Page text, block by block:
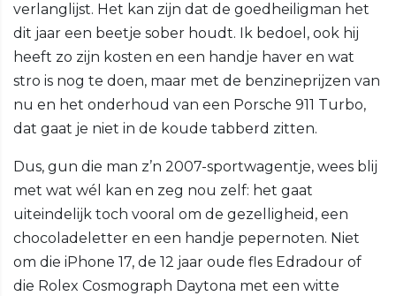
verlanglijst. Het kan zijn dat de goedheiligman het
dit jaar een beetje sober houdt. Ik bedoel, ook hij
heeft zo zijn kosten en een handje haver en wat
stro is nog te doen, maar met de benzineprijzen van
nu en het onderhoud van een Porsche 911 Turbo,
dat gaat je niet in de koude tabberd zitten.
Dus, gun die man z’n 2007-sportwagentje, wees blij
met wat wél kan en zeg nou zelf: het gaat
uiteindelijk toch vooral om de gezelligheid, een
chocoladeletter en een handje pepernoten. Niet
om die iPhone 17, de 12 jaar oude fles Edradour of
die Rolex Cosmograph Daytona met een witte